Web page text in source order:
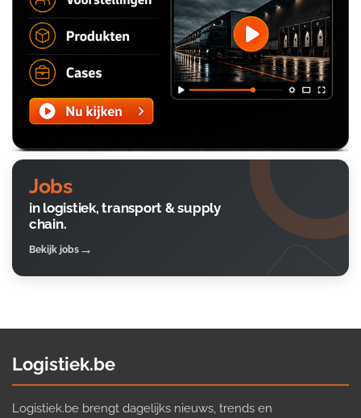
Jobs
in logistiek, transport & supply
chain.
Bekijk jobs
Logistiek.be
Logistiek.be brengt dagelijks nieuws, trends en